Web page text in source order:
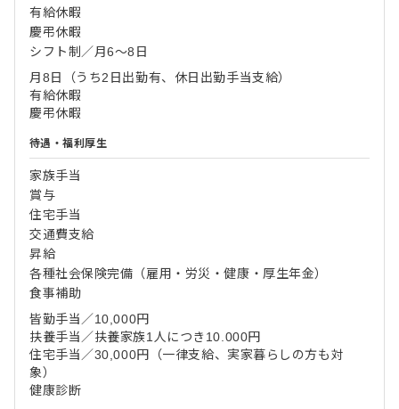
有給休暇
慶弔休暇
シフト制／月6～8日
月8日（うち2日出勤有、休日出勤手当支給）
有給休暇
慶弔休暇
待遇・福利厚生
家族手当
賞与
住宅手当
交通費支給
昇給
各種社会保険完備（雇用・労災・健康・厚生年金）
食事補助
皆勤手当／10,000円
扶養手当／扶養家族1人につき10.000円
住宅手当／30,000円（一律支給、実家暮らしの方も対
象）
健康診断